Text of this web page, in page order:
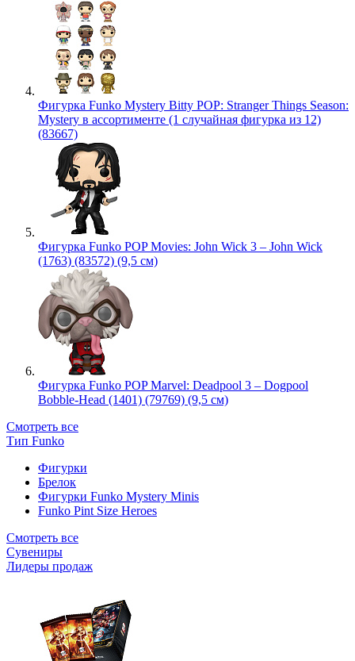
Фигурка Funko Mystery Bitty POP: Stranger Things Season:
Mystery в ассортименте (1 случайная фигурка из 12)
(83667)
Фигурка Funko POP Movies: John Wick 3 – John Wick
(1763) (83572) (9,5 см)
Фигурка Funko POP Marvel: Deadpool 3 – Dogpool
Bobble-Head (1401) (79769) (9,5 см)
Смотреть все
Тип Funko
Фигурки
Брелок
Фигурки Funko Mystery Minis
Funko Pint Size Heroes
Смотреть все
Сувениры
Лидеры продаж